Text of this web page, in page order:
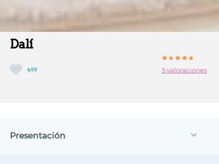
Dalí
499 5 valoraciones
Presentación